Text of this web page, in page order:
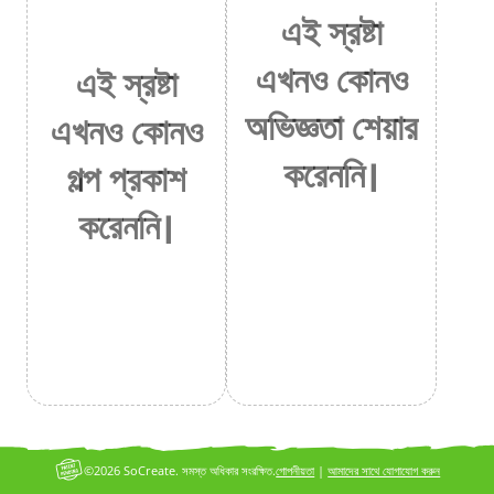
এই স্রষ্টা
এখনও কোনও
গল্প প্রকাশ
করেননি।
এই স্রষ্টা
এখনও কোনও
অভিজ্ঞতা শেয়ার
করেননি।
গোপনীয়তা |আমাদের সাথে যোগাযোগ করুন
©2026 SoCreate. সমস্ত অধিকার সংরক্ষিত.